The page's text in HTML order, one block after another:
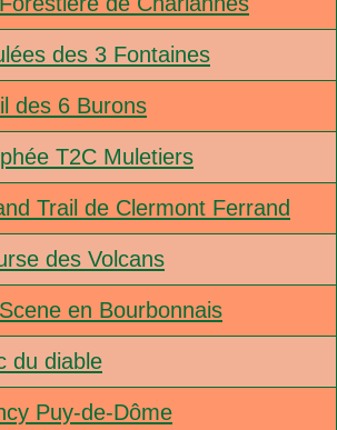
des 3 Fontaines
des 6 Burons
T2C Muletiers
Trail de Clermont Ferrand
des Volcans
en Bourbonnais
du diable
Puy-de-Dôme